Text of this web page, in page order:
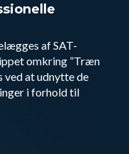
af SAT-
omkring ”Træn
at udnytte de
i forhold til